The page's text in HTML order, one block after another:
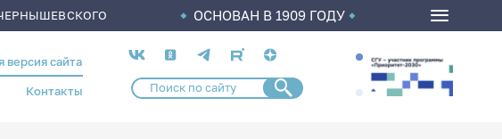
ОСНОВАН В 1909 ГОДУ
версия сайта
Контакты
Социальные
сети